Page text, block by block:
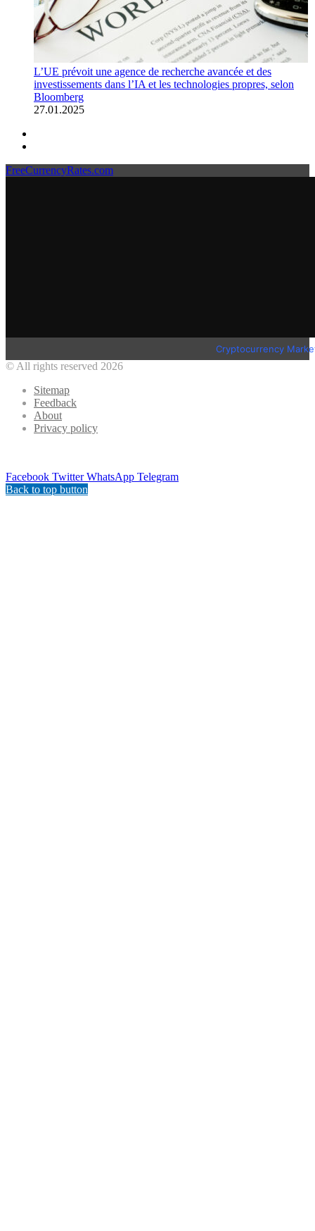
L’UE prévoit une agence de recherche avancée et des
investissements dans l’IA et les technologies propres, selon
Bloomberg
27.01.2025
FreeCurrencyRates.com
Cryptocurrency
© All rights reserved 2026
Sitemap
Feedback
About
Privacy policy
Facebook Twitter WhatsApp Telegram
Back to top button